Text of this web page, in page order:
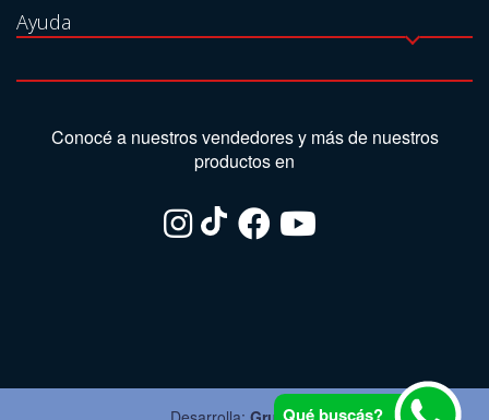
Ayuda
Conocé a nuestros vendedores y más de nuestros
productos en
Qué buscás?